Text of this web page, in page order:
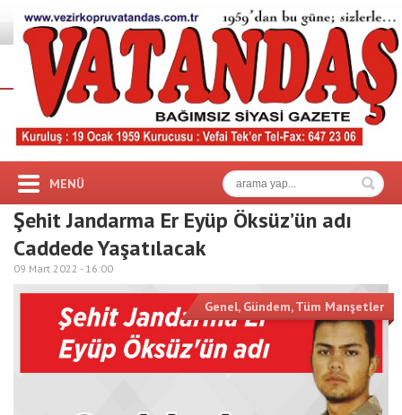
MENÜ
Şehit Jandarma Er Eyüp Öksüz’ün adı
Caddede Yaşatılacak
09 Mart 2022 - 16:00
Genel, Gündem,Tüm Manşetler